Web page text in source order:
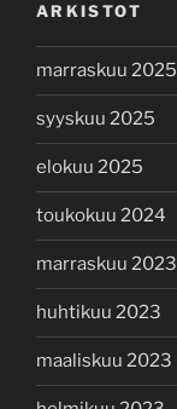
ARKISTOT
marraskuu 2025
syyskuu 2025
elokuu 2025
toukokuu 2024
marraskuu 2023
huhtikuu 2023
maaliskuu 2023